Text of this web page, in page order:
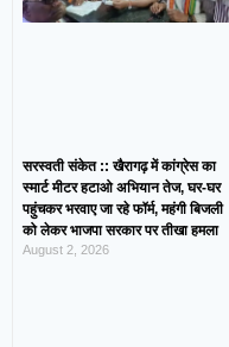
सरस्वती संकेत :: खैरागढ़ में कांग्रेस का
स्मार्ट मीटर हटाओ अभियान तेज, घर-घर
पहुंचकर भरवाए जा रहे फॉर्म, महंगी बिजली
को लेकर भाजपा सरकार पर तीखा हमला
August 2, 2026